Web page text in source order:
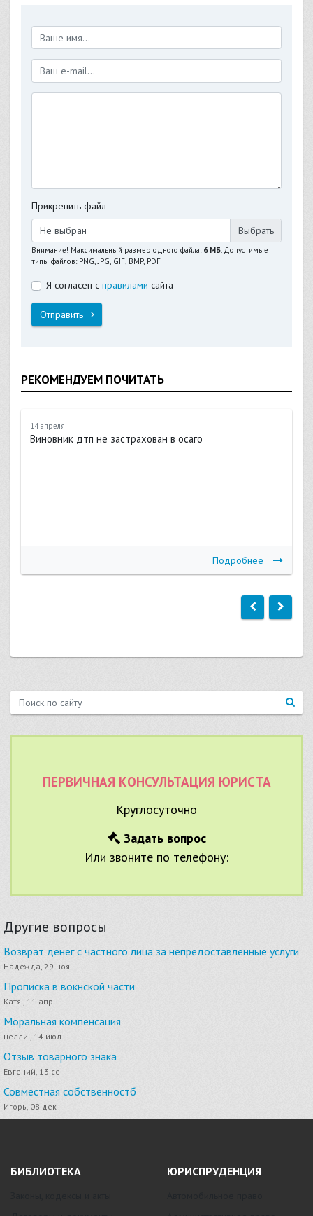
Прикрепить файл
Не выбран
Внимание! Максимальный размер одного файла: 6 МБ. Допустимые
типы файлов: PNG, JPG, GIF, BMP, PDF
Я согласен с правилами сайта
Отправить
РЕКОМЕНДУЕМ ПОЧИТАТЬ
14 апреля
Виновник дтп не застрахован в осаго
Подробнее
ПЕРВИЧНАЯ КОНСУЛЬТАЦИЯ ЮРИСТА
Круглосуточно
Задать вопрос
Или звоните по телефону:
Другие вопросы
Возврат денег с частного лица за непредоставленные услуги
Надежда, 29 ноя
Прописка в вокнской части
Катя , 11 апр
Моральная компенсация
нелли , 14 июл
Отзыв товарного знака
Евгений, 13 сен
Совместная собственностб
Игорь, 08 дек
БИБЛИОТЕКА ЮРИСПРУДЕНЦИЯ